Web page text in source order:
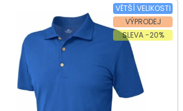
VĚTŠÍ VELIKOSTI
VÝPRODEJ
SLEVA -20%